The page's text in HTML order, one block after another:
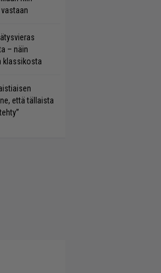
– näin
klassikosta
että tällaista